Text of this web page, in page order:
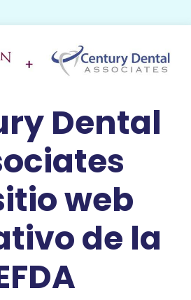
Dental
web
de la